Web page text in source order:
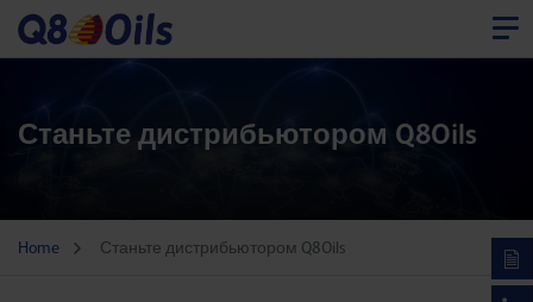
Станьте дистрибьютором Q8Oils
Home Станьте дистрибьютором Q8Oils